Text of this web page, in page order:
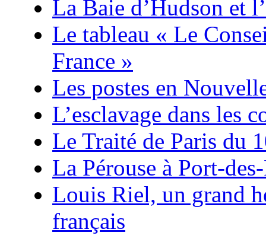
La Baie d’Hudson et
Le tableau « Le
France »
Les postes en
L’esclavage dans les
Le Traité de Paris du
La Pérouse à Port-
Louis Riel, un grand
français